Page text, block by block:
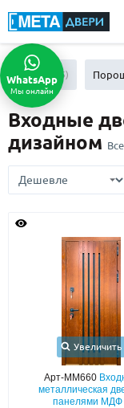
КАТАЛОГ ДВЕРЕЙ
ПО ОТДЕЛКЕ
МДФ(865)
Порошковое
Ламинат(21)
Массив(52)
МДФ шпон(119)
С зеркалом (13)
С выдавленным
С металлобагетом(571)
(108)
С геометрическим
С реечным дизайном
ПО НАЗНАЧЕНИЮ
МДФ (865)
Входные
дизайном
Увеличить
Арт-ММ660
металлическая
панелями МДФ
WhatsApp
Мы онлайн